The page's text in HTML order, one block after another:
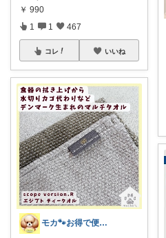
￥ 990
1 1 467
コレ いいね
モカ🐾お得で便利💛犬とのおうち時間